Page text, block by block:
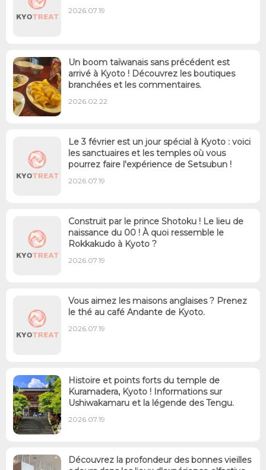
2026.07.19
Un boom taïwanais sans précédent est
arrivé à Kyoto ! Découvrez les boutiques
branchées et les commentaires.
2026.02.22
Le 3 février est un jour spécial à Kyoto : voici
les sanctuaires et les temples où vous
pourrez faire l'expérience de Setsubun !
2026.07.19
Construit par le prince Shotoku ! Le lieu de
naissance du 00 ! À quoi ressemble le
Rokkakudo à Kyoto ?
2026.07.19
Vous aimez les maisons anglaises ? Prenez
le thé au café Andante de Kyoto.
2026.07.19
Histoire et points forts du temple de
Kuramadera, Kyoto ! Informations sur
Ushiwakamaru et la légende des Tengu.
2026.07.19
Découvrez la profondeur des bonnes vieilles